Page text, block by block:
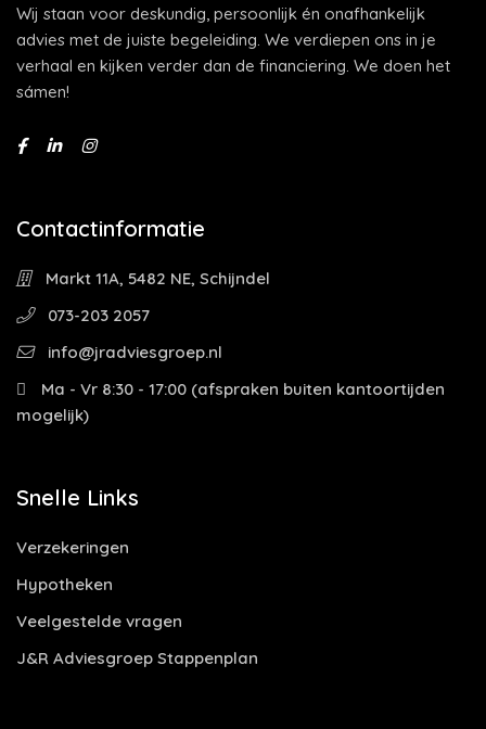
Wij staan voor deskundig, persoonlijk én onafhankelijk
advies met de juiste begeleiding. We verdiepen ons in je
verhaal en kijken verder dan de financiering. We doen het
sámen!
Contactinformatie
Markt 11A, 5482 NE, Schijndel
073-203 2057
info@jradviesgroep.nl
Ma - Vr 8:30 - 17:00 (afspraken buiten kantoortijden
mogelijk)
Snelle Links
Verzekeringen
Hypotheken
Veelgestelde vragen
J&R Adviesgroep Stappenplan